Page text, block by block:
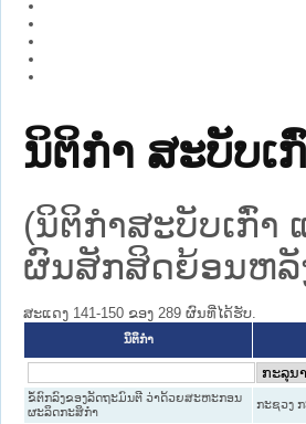
ນິຕິກໍາ ສະບັບເ
(ນິຕິກໍາສະບັບເກົ່
ຜົນສັກສິດຍ້ອນຫລັ
ສະແດງ 141-150 ຂອງ 289 ຜົນທີ່ໄດ້ຮັບ.
ນິຕິກໍາ
ຂໍ້ຕົກລົງຂອງລັດຖະມົນຕີ ວ່າດ້ວຍສະຫະກອນ
ຜະລິດກະສິກໍາ
ກະຊວງ